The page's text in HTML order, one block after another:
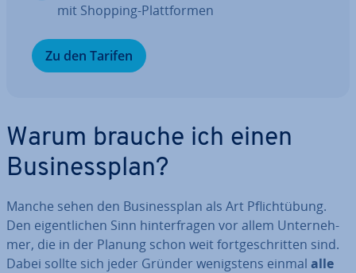
mit Shopping-Platt­for­men
Zu den Tarifen
Warum brauche ich einen
Busi­ness­plan?
Manche sehen den Busi­ness­plan als Art Pflicht­übung.
Den ei­gent­li­chen Sinn hin­ter­fra­gen vor allem Un­ter­neh­
mer, die in der Planung schon weit fort­ge­schrit­ten sind.
Dabei sollte sich jeder Gründer we­nigs­tens einmal alle